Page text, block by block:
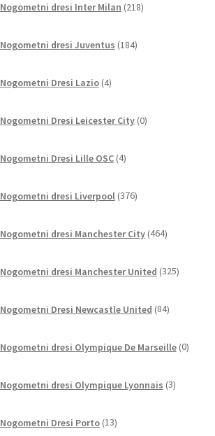
Nogometni dresi Inter Milan 218izdelkov
Nogometni dresi Juventus 184izdelkov
Nogometni Dresi Lazio 4izdelki
Nogometni Dresi Leicester City 0izdelkov
Nogometni Dresi Lille OSC 4izdelki
Nogometni dresi Liverpool 376izdelkov
Nogometni dresi Manchester City 464izdelkov
Nogometni dresi Manchester United 325izdelkov
Nogometni Dresi Newcastle United 84izdelkov
Nogometni dresi Olympique De Marseille 0
Nogometni dresi Olympique Lyonnais 3izdelki
Nogometni Dresi Porto 13izdelkov